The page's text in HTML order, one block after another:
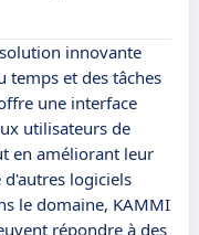
innovante
temps et des tâches
une interface
utilisateurs de
en améliorant leur
logiciels
le domaine, KAMMI
répondre à des